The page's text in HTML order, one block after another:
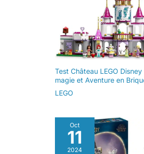
Test Château LEGO Disney
magie et Aventure en
LEGO
Oct
11
2024